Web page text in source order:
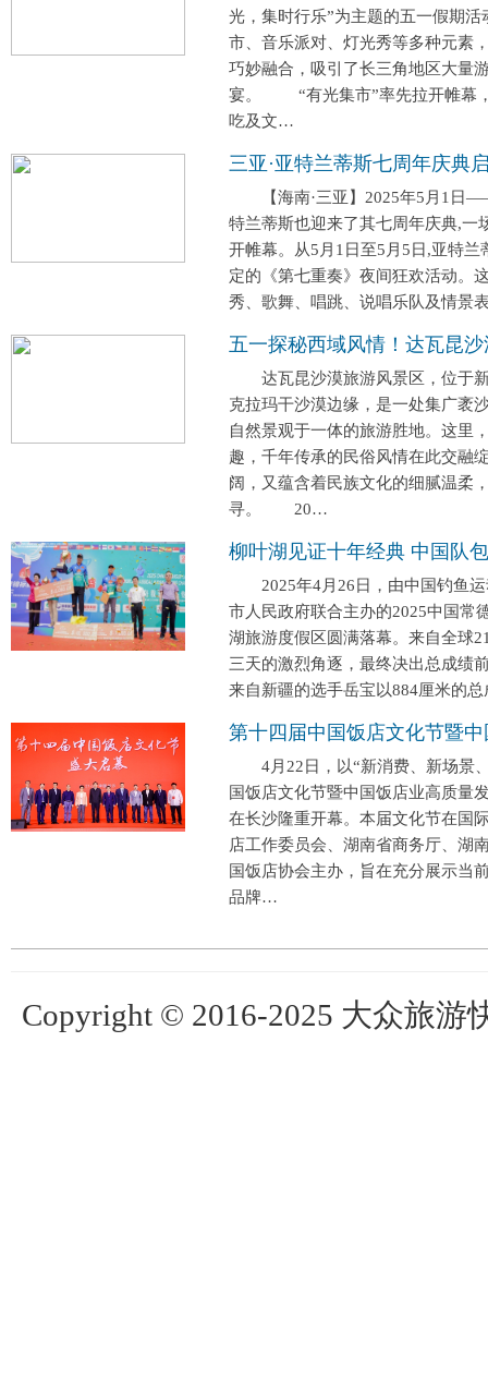
光，集时行乐”为主题的五一假期
市、音乐派对、灯光秀等多种元素
巧妙融合，吸引了长三角地区大量
宴。 “有光集市”率先拉开帷幕，
吃及文…
三亚·亚特兰蒂斯七周年庆典
【海南·三亚】2025年5月1日
特兰蒂斯也迎来了其七周年庆典,一
开帷幕。从5月1日至5月5日,亚特
定的《第七重奏》夜间狂欢活动。
秀、歌舞、唱跳、说唱乐队及情景
五一探秘西域风情！达瓦昆
达瓦昆沙漠旅游风景区，位于新
克拉玛干沙漠边缘，是一处集广袤
自然景观于一体的旅游胜地。这里
趣，千年传承的民俗风情在此交融
阔，又蕴含着民族文化的细腻温柔
寻。 20…
柳叶湖见证十年经典 中国队
2025年4月26日，由中国钓鱼运
市人民政府联合主办的2025中国常
湖旅游度假区圆满落幕。来自全球
三天的激烈角逐，最终决出总成
来自新疆的选手岳宝以884厘米的
第十四届中国饭店文化节暨
4月22日，以“新消费、新场景
国饭店文化节暨中国饭店业高质量
在长沙隆重开幕。本届文化节在国
店工作委员会、湖南省商务厅、湖
国饭店协会主办，旨在充分展示当
品牌…
Copyright © 2016-2025 大众旅